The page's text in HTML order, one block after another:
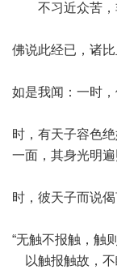
不习近众苦，
佛说此经已，诸比
如是我闻：一时
时，有天子容色
一面，其身光明遍
时，彼天子而说偈
“无触不报触，触
以触报触故，不